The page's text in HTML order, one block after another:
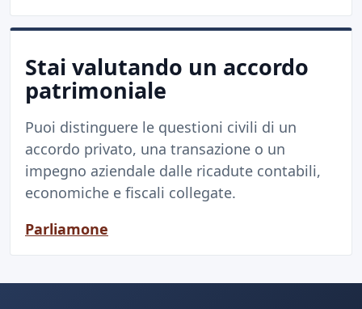
Stai valutando un accordo
patrimoniale
Puoi distinguere le questioni civili di un
accordo privato, una transazione o un
impegno aziendale dalle ricadute contabili,
economiche e fiscali collegate.
Parliamone